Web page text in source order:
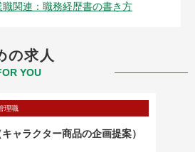
職関連：職務経歴書の書き方
の求人
YOU
理職
ャラクター商品の企画提案）